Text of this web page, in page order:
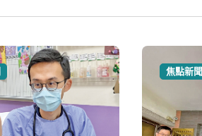
焦點新聞